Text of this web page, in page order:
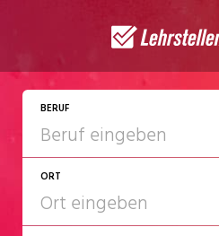
BERUF
ORT